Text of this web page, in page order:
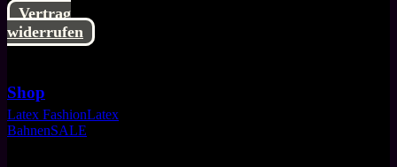
Vertrag
widerrufen
Shop
Latex FashionLatex
BahnenSALE